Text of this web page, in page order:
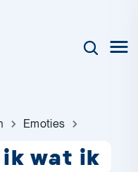
Emoties
ik wat ik